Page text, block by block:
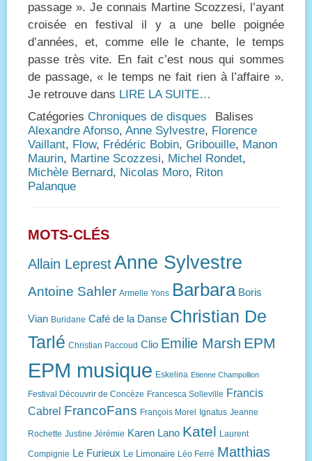
passage ». Je connais Martine Scozzesi, l’ayant
croisée en festival il y a une belle poignée
d’années, et, comme elle le chante, le temps
passe très vite. En fait c’est nous qui sommes
de passage, « le temps ne fait rien à l’affaire ».
Je retrouve dans LIRE LA SUITE…
Catégories Chroniques de disques
Balises
Alexandre Afonso, Anne Sylvestre, Florence
Vaillant, Flow, Frédéric Bobin, Gribouille, Manon
Maurin, Martine Scozzesi, Michel Rondet,
Michèle Bernard, Nicolas Moro, Riton
Palanque
MOTS-CLÉS
Allain LeprestAnne Sylvestre
Antoine Sahler Armelle Yons Barbara Boris
Vian Buridane Café de la Danse Christian De
Tarlé Christian Paccoud Clio Emilie Marsh EPM
EPM musique Eskelina Etienne Champollion
Festival Découvrir de Concèze Francesca Solleville Francis
Cabrel FrancoFans François Morel Ignatus Jeanne
Rochette Justine Jérémie Karen Lano Katel Laurent
Compignie Le Furieux Le Limonaire Léo Ferré Matthias